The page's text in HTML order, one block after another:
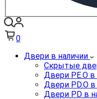
0
Двери в наличии
Скрытые
Двери PE.O в
Двери PD.O в
Двери PD в